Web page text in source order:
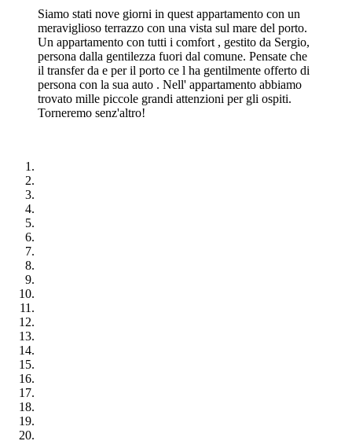
Siamo stati nove giorni in quest appartamento con un
meraviglioso terrazzo con una vista sul mare del porto.
Un appartamento con tutti i comfort , gestito da Sergio,
persona dalla gentilezza fuori dal comune. Pensate che
il transfer da e per il porto ce l ha gentilmente offerto di
persona con la sua auto . Nell' appartamento abbiamo
trovato mille piccole grandi attenzioni per gli ospiti.
Torneremo senz'altro!